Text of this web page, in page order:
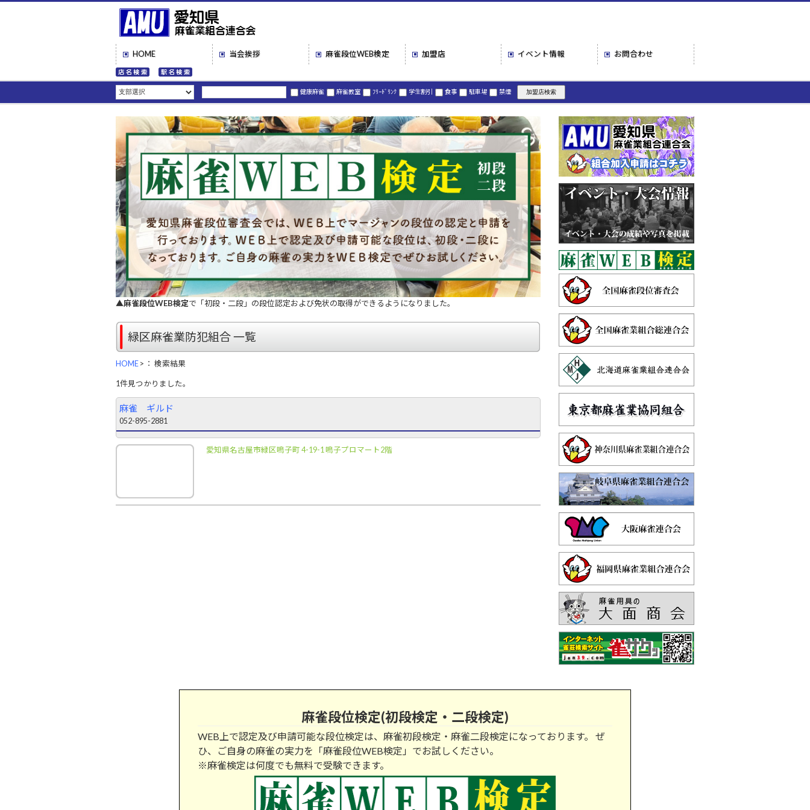
HOME 当会挨拶 麻雀段位WEB検定 加盟店 イベント情報 お問合わせ
健康麻雀 麻雀教室 ﾌﾘｰﾄﾞﾘﾝｸ 学生割引 食事 駐車場 禁煙
▲麻雀段位WEB検定で「初段・二段」の段位認定および免状の取得ができるようになりました。
緑区麻雀業防犯組合 一覧
HOME > ： 検索結果
1件見つかりました。
麻雀 ギルド
052-895-2881
愛知県名古屋市緑区鳴子町 4-19-1 鳴子プロマート2階
麻雀段位検定(初段検定・二段検定)
WEB上で認定及び申請可能な段位検定は、麻雀初段検定・麻雀二段検定になっております。 ぜ
ひ、ご自身の麻雀の実力を「麻雀段位WEB検定」でお試しください。
※麻雀検定は何度でも無料で受験できます。